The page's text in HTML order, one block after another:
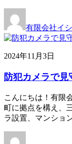
有限会社イ
2024年11月3日
防犯カメラで
こんにちは！有限
町に拠点を構え、
ラ設置、マンショ